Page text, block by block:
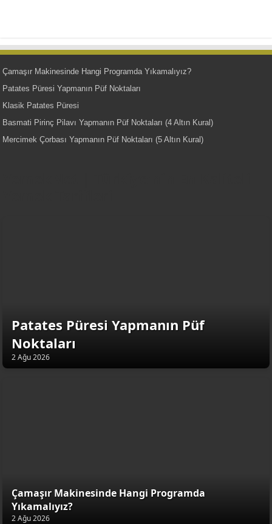
Çamaşır Makinesinde Hangi Programda Yıkamalıyız?
Patates Püresi Yapmanın Püf Noktaları
Klasik Patates Püresi
Basmati Pirinç Pilavı Yapmanın Püf Noktaları (4 Altın Kural)
Mercimek Çorbası Yapmanın Püf Noktaları (5 Altın Kural)
Patates Püresi Yapmanın Püf
Noktaları
2 Ağu 2026
Çamaşır Makinesinde Hangi Programda
Yıkamalıyız?
2 Ağu 2026